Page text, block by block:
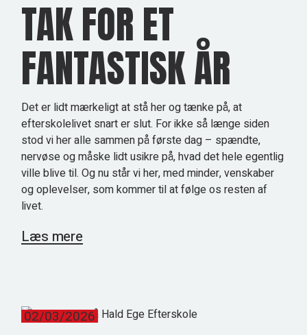
TAK FOR ET
FANTASTISK ÅR
Det er lidt mærkeligt at stå her og tænke på, at
efterskolelivet snart er slut. For ikke så længe siden
stod vi her alle sammen på første dag – spændte,
nervøse og måske lidt usikre på, hvad det hele egentlig
ville blive til. Og nu står vi her, med minder, venskaber
og oplevelser, som kommer til at følge os resten af
livet.
Læs mere
02/03/2026